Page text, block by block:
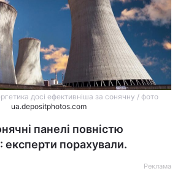
досі ефективніша за сонячну / фото
ua.depositphotos.com
панелі повністю
експерти порахували.
Реклама